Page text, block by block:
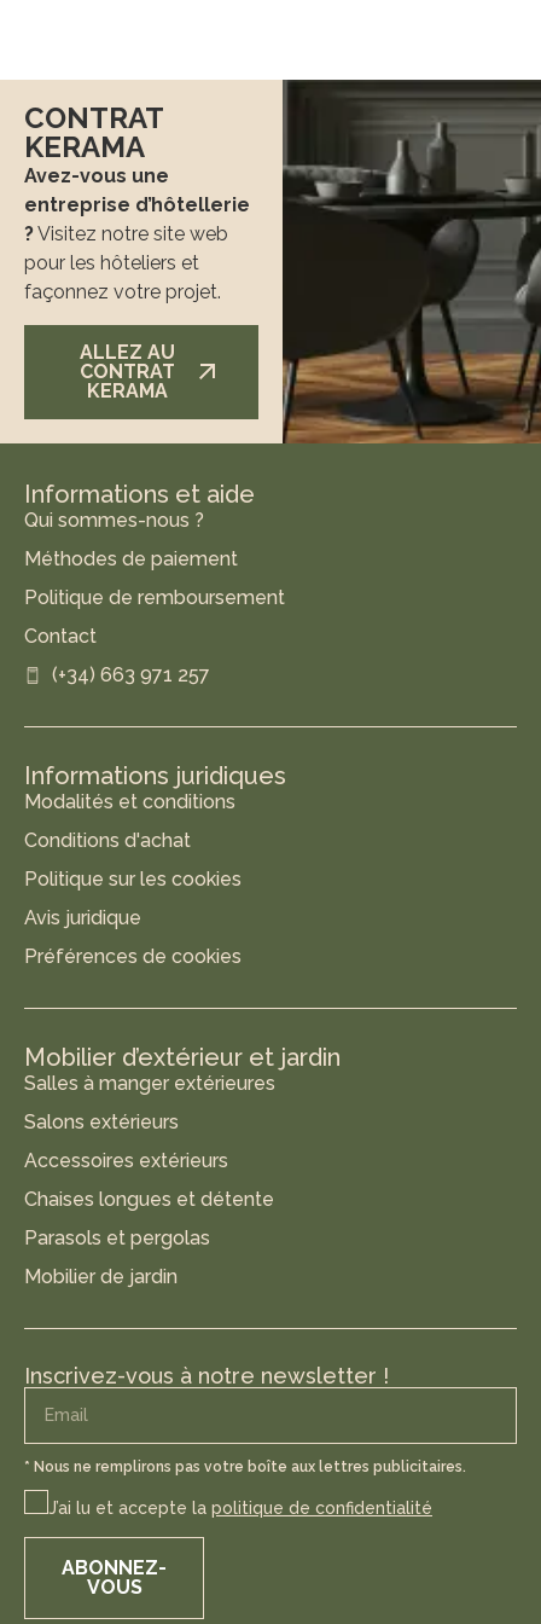
CONTRAT
KERAMA
Avez-vous une
entreprise d’hôtellerie
?Visitez notre site web
pour les hôteliers et
façonnez votre projet.
ALLEZ AU
CONTRAT
KERAMA
Informations et aide
Qui sommes-nous ?
Méthodes de paiement
Politique de remboursement
Contact
(+34) 663 971 257
Informations juridiques
Modalités et conditions
Conditions d'achat
Politique sur les cookies
Avis juridique
Préférences de cookies
Mobilier d’extérieur et jardin
Salles à manger extérieures
Salons extérieurs
Accessoires extérieurs
Chaises longues et détente
Parasols et pergolas
Mobilier de jardin
Inscrivez-vous à notre newsletter !
* Nous ne remplirons pas votre boîte aux lettres publicitaires.
J’ai lu et accepte la politique de confidentialité
ABONNEZ-
VOUS